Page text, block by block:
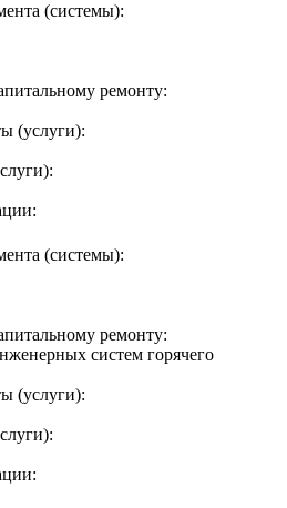
(системы):
ремонту:
(услуги):
(системы):
ремонту:
систем горячего
(услуги):